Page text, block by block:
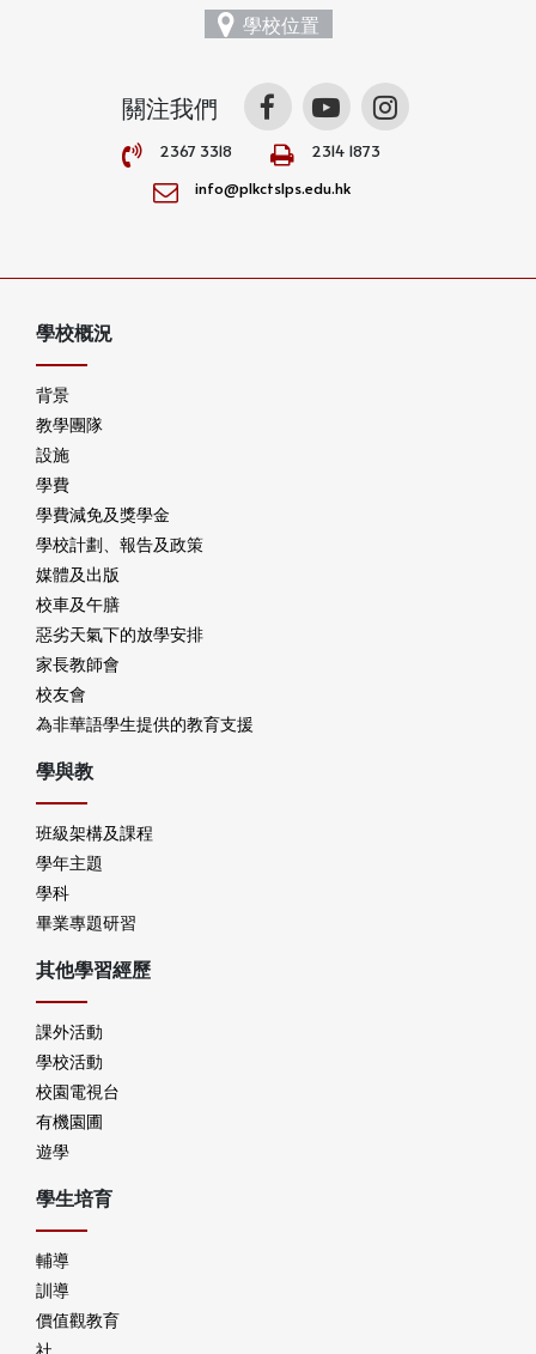
學校位置
關注我們
2367 3318
2314 1873
info@plkctslps.edu.hk
學校概況
背景
教學團隊
設施
學費
學費減免及獎學金
學校計劃、報告及政策
媒體及出版
校車及午膳
惡劣天氣下的放學安排
家長教師會
校友會
為非華語學生提供的教育支援
學與教
班級架構及課程
學年主題
學科
畢業專題研習
其他學習經歷
課外活動
學校活動
校園電視台
有機園圃
遊學
學生培育
輔導
訓導
價值觀教育